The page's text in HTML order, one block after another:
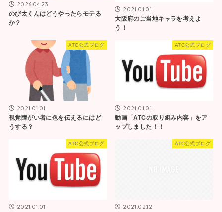
2026.04.23
のび太くんはどうやったらモテる
か？
2021.01.01
大阪府のご当地キャラを考えよ
う！
ATC公式ブログ
2021.01.01
視覚障がい者に色を伝えるにはど
うする？
ATC公式ブログ
2021.01.01
動画「ATCの取り組み内容」をア
ップしました！！
ATC公式ブログ
2021.01.01
ATC公式ブログ
2021.02.12